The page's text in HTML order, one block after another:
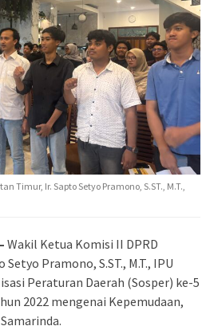
Timur, Ir. Sapto Setyo Pramono, S.ST., M.T.,
– Wakil Ketua Komisi II DPRD
Pramono, S.ST., M.T., IPU
Peraturan Daerah (Sosper) ke-5
2022 mengenai Kepemudaan,